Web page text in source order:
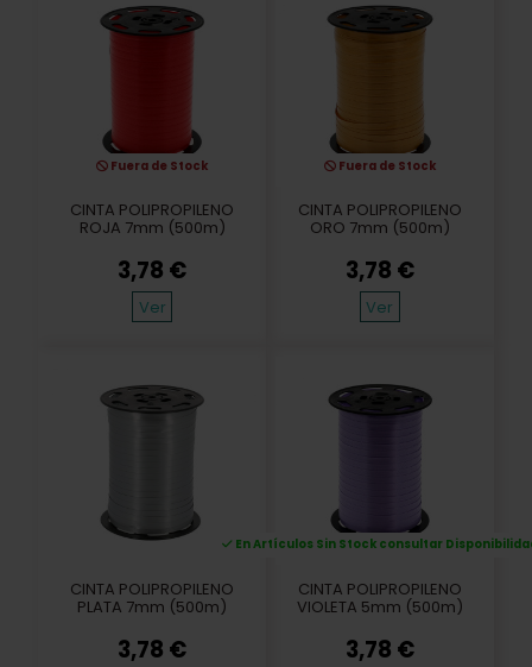
Fuera de Stock
CINTA POLIPROPILENO
ROJA 7mm (500m)
3,78 €
Ver
Fuera de Stock
CINTA POLIPROPILENO
ORO 7mm (500m)
3,78 €
Ver
CINTA POLIPROPILENO
PLATA 7mm (500m)
3,78 €
En Artículos Sin Stock consultar
CINTA POLIPROPILENO
VIOLETA 5mm (500m)
3,78 €